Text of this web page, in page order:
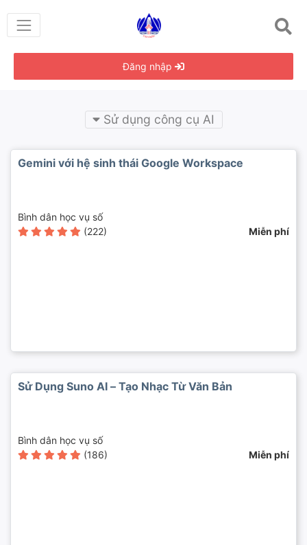
Đăng nhập
Sử dụng công cụ AI
Gemini với hệ sinh thái Google Workspace
Bình dân học vụ số
(222)
Miễn phí
Sử Dụng Suno AI – Tạo Nhạc Từ Văn Bản
Bình dân học vụ số
(186)
Miễn phí